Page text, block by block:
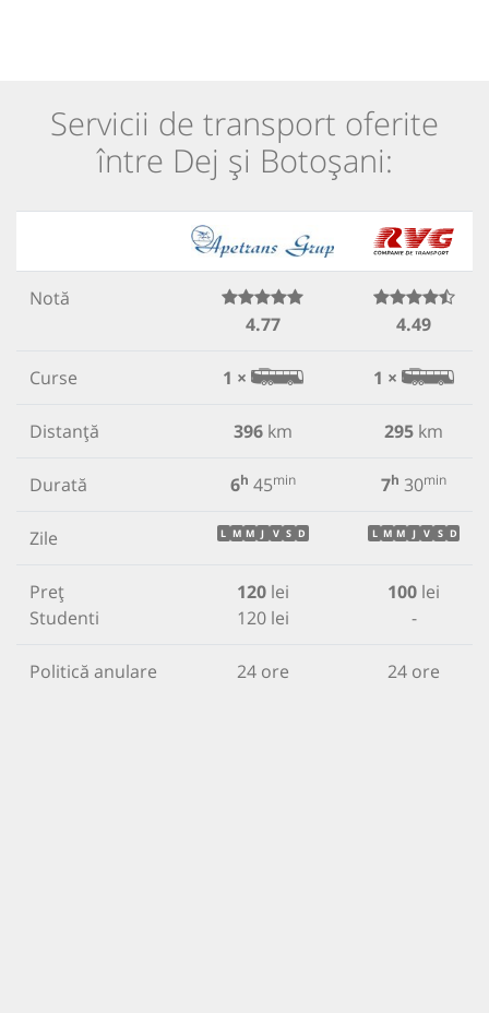
Servicii de transport oferite
între Dej și Botoșani:
Notă
4.77
4.49
Curse 1 × 1 ×
Distanță 396km 295 km
Durată 6h 45min 7h 30min
Zile L M M J V S D L M M J V S D
Preț
Studenti
120lei
120 lei
100 lei
-
Politică anulare 24 ore 24 ore